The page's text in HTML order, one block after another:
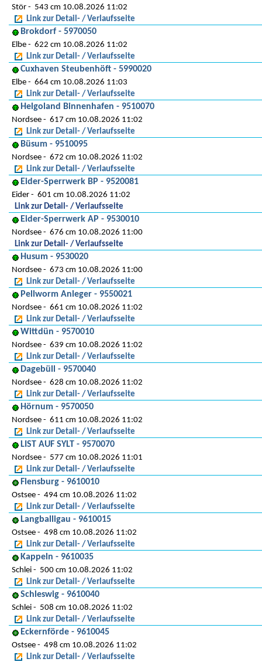
Stör
543 cm 10.08.2026 11:02
Link zur Detail- / Verlaufsseite
Brokdorf - 5970050
Elbe
622 cm 10.08.2026 11:02
Link zur Detail- / Verlaufsseite
Cuxhaven Steubenhöft - 5990020
Elbe
664 cm 10.08.2026 11:03
Link zur Detail- / Verlaufsseite
Helgoland Binnenhafen - 9510070
Nordsee
617 cm 10.08.2026 11:02
Link zur Detail- / Verlaufsseite
Büsum - 9510095
Nordsee
672 cm 10.08.2026 11:02
Link zur Detail- / Verlaufsseite
Eider-Sperrwerk BP - 9520081
Eider
601 cm 10.08.2026 11:02
Link zur Detail- / Verlaufsseite
Eider-Sperrwerk AP - 9530010
Nordsee
676 cm 10.08.2026 11:00
Link zur Detail- / Verlaufsseite
Husum - 9530020
Nordsee
673 cm 10.08.2026 11:00
Link zur Detail- / Verlaufsseite
Pellworm Anleger - 9550021
Nordsee
661 cm 10.08.2026 11:02
Link zur Detail- / Verlaufsseite
Wittdün - 9570010
Nordsee
639 cm 10.08.2026 11:02
Link zur Detail- / Verlaufsseite
Dagebüll - 9570040
Nordsee
628 cm 10.08.2026 11:02
Link zur Detail- / Verlaufsseite
Hörnum - 9570050
Nordsee
611 cm 10.08.2026 11:02
Link zur Detail- / Verlaufsseite
LIST AUF SYLT - 9570070
Nordsee
577 cm 10.08.2026 11:01
Link zur Detail- / Verlaufsseite
Flensburg - 9610010
Ostsee
494 cm 10.08.2026 11:02
Link zur Detail- / Verlaufsseite
Langballigau - 9610015
Ostsee
498 cm 10.08.2026 11:02
Link zur Detail- / Verlaufsseite
Kappeln - 9610035
Schlei
500 cm 10.08.2026 11:02
Link zur Detail- / Verlaufsseite
Schleswig - 9610040
Schlei
508 cm 10.08.2026 11:02
Link zur Detail- / Verlaufsseite
Eckernförde - 9610045
Ostsee
498 cm 10.08.2026 11:02
Link zur Detail- / Verlaufsseite